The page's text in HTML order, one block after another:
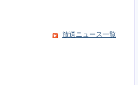
放送ニュース一覧